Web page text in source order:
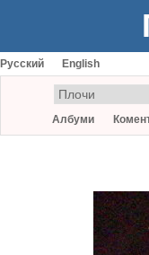
Русский English
Албуми